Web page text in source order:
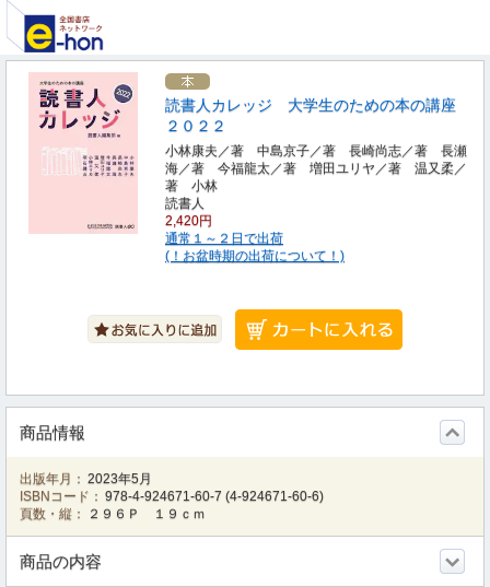
読書人カレッジ 大学生のための本の講座
２０２２
小林康夫／著 中島京子／著 長崎尚志／著 長瀬
海／著 今福龍太／著 増田ユリヤ／著 温又柔／
著 小林
読書人
2,420円
通常１～２日で出荷
(！お盆時期の出荷について！)
商品情報
出版年月： 2023年5月
ISBNコード： 978-4-924671-60-7 (4-924671-60-6)
頁数・縦：
２９６Ｐ １９ｃｍ
商品の内容